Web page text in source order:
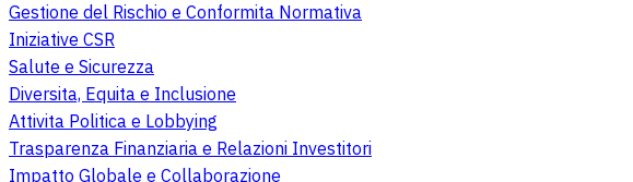
Gestione del Rischio e Conformita Normativa
Iniziative CSR
Salute e Sicurezza
Diversita, Equita e Inclusione
Attivita Politica e Lobbying
Trasparenza Finanziaria e Relazioni Investitori
Impatto Globale e Collaborazione